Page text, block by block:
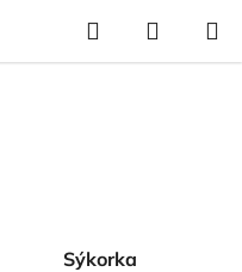
Hledat
KOŠÍK
Sýkorka